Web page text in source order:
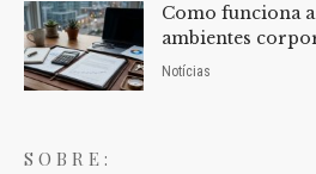
Como funciona
ambientes
Notícias
SOBRE: